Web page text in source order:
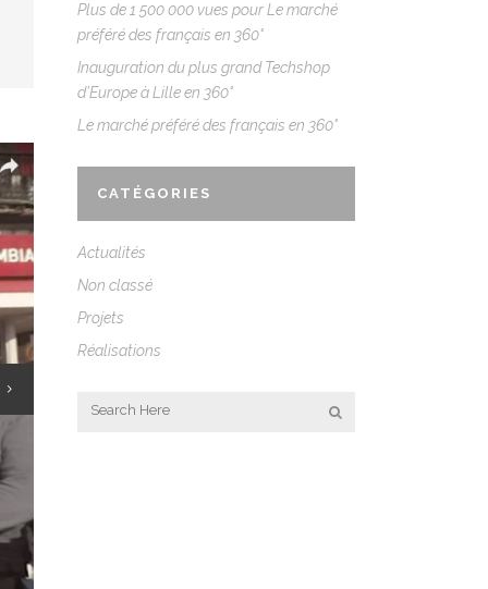
Plus de 1 500 000 vues pour Le marché
préféré des français en 360°
Inauguration du plus grand Techshop
d’Europe à Lille en 360°
Le marché préféré des français en 360°
CATÉGORIES
Actualités
Non classé
Projets
Réalisations